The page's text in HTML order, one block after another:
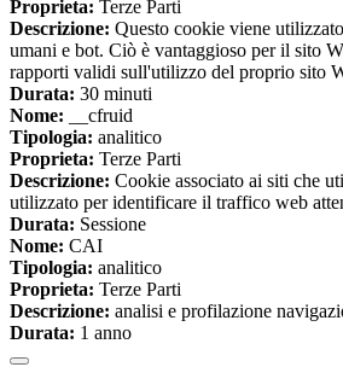
Proprieta: Terze Parti
Descrizione: Questo cookie viene
umani e bot. Ciò è vantaggioso per il sito
rapporti validi sull'utilizzo del proprio sito
Durata: 30 minuti
Nome: __cfruid
Tipologia: analitico
Proprieta: Terze Parti
Descrizione: Cookie associato ai siti che
utilizzato per identificare il traffico web
Durata: Sessione
Nome: CAI
Tipologia: analitico
Proprieta: Terze Parti
Descrizione: analisi e profilazione
Durata: 1 anno